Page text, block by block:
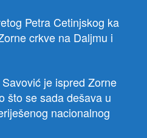
Petra Cetinjskog ka
crkve na Daljmu i
je ispred Zorne
što se sada dešava u
nacionalnog